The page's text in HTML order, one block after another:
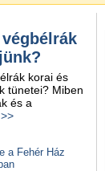
korai és
tünetei? Miben
és a
a Fehér Ház